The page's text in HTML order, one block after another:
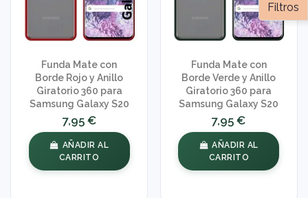
Filtros
Funda Mate con
Borde Rojo y Anillo
Giratorio 360 para
Samsung Galaxy S20
7,95 €
AÑADIR AL
CARRITO
Funda Mate con
Borde Verde y Anillo
Giratorio 360 para
Samsung Galaxy S20
7,95 €
AÑADIR AL
CARRITO